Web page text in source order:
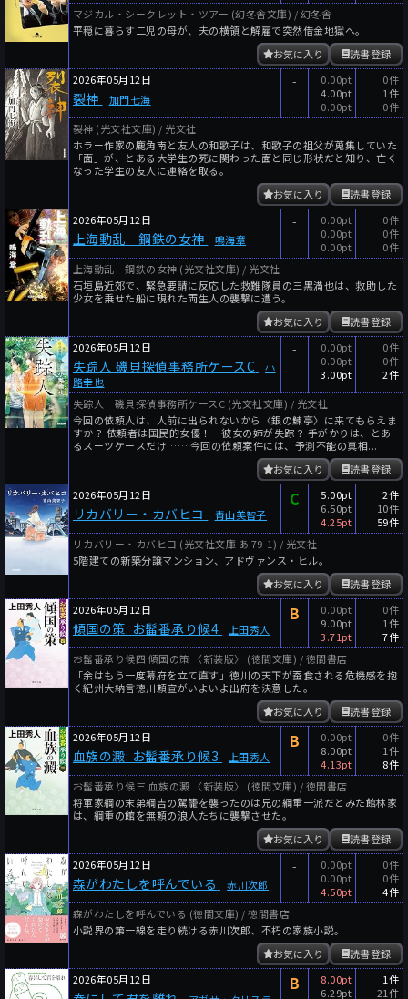
マジカル・シークレット・ツアー (幻冬舎文庫) / 幻冬舎
平穏に暮らす二児の母が、夫の横領と解雇で突然借金地獄へ。
読書登録
お気に入り
2026年05月12日
裂神 加門七海
-
0.00pt
4.00pt
0.00pt
0件
1件
0件
裂神 (光文社文庫) / 光文社
ホラー作家の鹿角南と友人の和歌子は、和歌子の祖父が蒐集していた
「面」が、とある大学生の死に関わった面と同じ形状だと知り、亡く
なった学生の友人に連絡を取る。
読書登録
お気に入り
2026年05月12日
上海動乱 鋼鉄の女神 鳴海章
-
0.00pt
0.00pt
0.00pt
0件
0件
0件
上海動乱 鋼鉄の女神 (光文社文庫) / 光文社
石垣島近郊で、緊急要請に反応した救難隊員の三黒満也は、救助した
少女を乗せた船に現れた両生人の襲撃に遭う。
読書登録
お気に入り
2026年05月12日
失踪人 磯貝探偵事務所ケースC
小
路幸也
-
0.00pt
0.00pt
3.00pt
0件
0件
2件
失踪人 磯貝探偵事務所ケースC (光文社文庫) / 光文社
今回の依頼人は、人前に出られないから〈銀の鰊亭〉に来てもらえま
すか？ 依頼者は国民的女優！ 彼女の姉が失踪？ 手がかりは、とあ
るスーツケースだけ…… 今回の依頼案件には、予測不能の真相...
読書登録
お気に入り
2026年05月12日
リカバリー・カバヒコ 青山美智子
C
5.00pt
6.50pt
4.25pt
2件
10件
59件
リカバリー・カバヒコ (光文社文庫 あ 79-1) / 光文社
5階建ての新築分譲マンション、アドヴァンス・ヒル。
読書登録
お気に入り
2026年05月12日
傾国の策: お髷番承り候4 上田秀人
B
0.00pt
9.00pt
3.71pt
0件
1件
7件
お髷番承り候四 傾国の策 〈新装版〉 (徳間文庫) / 徳間書店
「余はもう一度幕府を立て直す」徳川の天下が蚕食される危機感を抱
く紀州大納言徳川頼宣がいよいよ出府を決意した。
読書登録
お気に入り
2026年05月12日
血族の澱: お髷番承り候3 上田秀人
B
0.00pt
8.00pt
4.13pt
0件
1件
8件
お髷番承り候三 血族の澱 〈新装版〉 (徳間文庫) / 徳間書店
将軍家綱の末弟綱吉の駕籠を襲ったのは兄の綱重一派だとみた館林家
は、綱重の館を無頼の浪人たちに襲撃させた。
読書登録
お気に入り
2026年05月12日
森がわたしを呼んでいる 赤川次郎
-
0.00pt
0.00pt
4.50pt
0件
0件
4件
森がわたしを呼んでいる (徳間文庫) / 徳間書店
小説界の第一線を走り続ける赤川次郎、不朽の家族小説。
読書登録
お気に入り
2026年05月12日
B
8.00pt
6.29pt
1件
21件